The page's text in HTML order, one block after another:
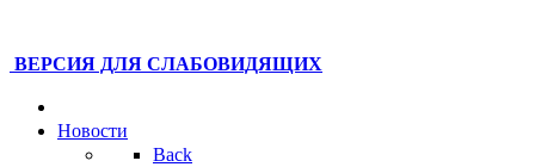
ВЕРСИЯ ДЛЯ СЛАБОВИДЯЩИХ
Новости
Back